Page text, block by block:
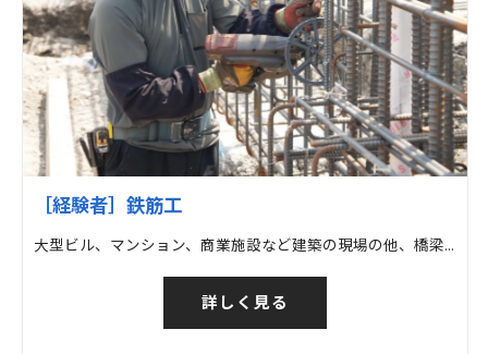
［経験者］鉄筋工
大型ビル、マンション、商業施設など建築の現場の他、橋梁など土木の現場での鉄筋工事
詳しく見る